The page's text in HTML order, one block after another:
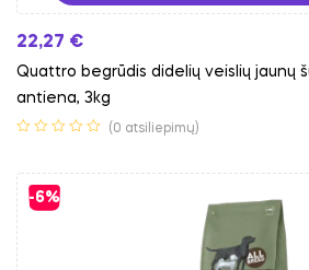
22,27 €
Quattro begrūdis didelių veislių jaunų
antiena, 3kg
(0 atsiliepimų)
-6%